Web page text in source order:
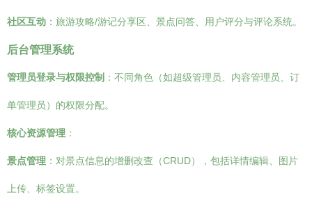
社区互动 ：旅游攻略/游记分享区、景点问答、用户评分与评论系统。
后台管理系统
管理员登录与权限控制 ：不同角色（如超级管理员、内容管理员、订
单管理员）的权限分配。
核心资源管理 ：
景点管理 ：对景点信息的增删改查（CRUD），包括详情编辑、图片
上传、标签设置。